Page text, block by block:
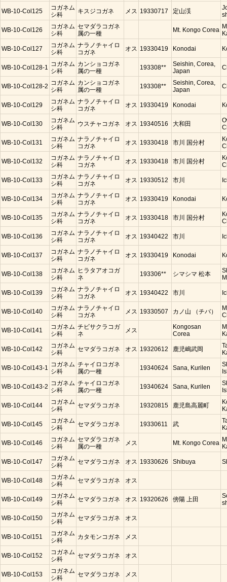
WB-10-Col125
コガネム
シ科
キスジコガネ メス 19330717 定山渓
WB-10-Col126
コガネム
シ科
セマダラコガネ
属の一種
Mt. Kongo Corea
WB-10-Col127
コガネム
シ科
ナラノチャイロ
コガネ
オス 19330419 Konodai
WB-10-Col128-1 コガネム
シ科
カンショコガネ
属の一種
193308**
Seishin, Corea,
Japan
WB-10-Col128-2 コガネム
シ科
カンショコガネ
属の一種
193308**
Seishin, Corea,
Japan
WB-10-Col129
コガネム
シ科
ナラノチャイロ
コガネ
オス 19330419 Konodai
WB-10-Col130
コガネム
シ科
ウスチャコガネ オス 19340516 大和田
WB-10-Col131
コガネム
シ科
ナラノチャイロ
コガネ
オス 19330418 市川 国分村
WB-10-Col132
コガネム
シ科
ナラノチャイロ
コガネ
オス 19330418 市川 国分村
WB-10-Col133
コガネム
シ科
ナラノチャイロ
コガネ
オス 19330512 市川
WB-10-Col134
コガネム
シ科
ナラノチャイロ
コガネ
オス 19330419 Konodai
WB-10-Col135
コガネム
シ科
ナラノチャイロ
コガネ
オス 19330418 市川 国分村
WB-10-Col136
コガネム
シ科
ナラノチャイロ
コガネ
オス 19340422 市川
WB-10-Col137
コガネム
シ科
ナラノチャイロ
コガネ
オス 19330419 Konodai
WB-10-Col138
コガネム
シ科
ヒラタアオコガ
ネ
193306** シマシマ 松本
WB-10-Col139
コガネム
シ科
ナラノチャイロ
コガネ
オス 19340422 市川
WB-10-Col140
コガネム
シ科
ナラノチャイロ
コガネ
メス 19330507 カノ山 （チバ）
WB-10-Col141
コガネム
シ科
チビサクラコガ
ネ
メス
Kongosan
Corea
WB-10-Col142
コガネム
シ科
セマダラコガネ オス 19320612 鹿児嶋武岡
WB-10-Col143-1 コガネム
シ科
チャイロコガネ
属の一種
19340624 Sana, Kurilen
WB-10-Col143-2 コガネム
シ科
チャイロコガネ
属の一種
19340624 Sana, Kurilen
WB-10-Col144
コガネム
シ科
セマダラコガネ 19320815 鹿児島高麗町
WB-10-Col145
コガネム
シ科
セマダラコガネ 19330611 武
WB-10-Col146
コガネム
シ科
セマダラコガネ
属の一種
メス Mt. Kongo Corea
WB-10-Col147
コガネム
シ科
セマダラコガネ オス 19330626 Shibuya
WB-10-Col148
コガネム
シ科
セマダラコガネ オス
WB-10-Col149
コガネム
シ科
セマダラコガネ オス 19320626 傍陽 上田
WB-10-Col150
コガネム
シ科
セマダラコガネ オス
WB-10-Col151
コガネム
シ科
カタモンコガネ メス
WB-10-Col152
コガネム
シ科
セマダラコガネ オス
WB-10-Col153
コガネム
シ科
セマダラコガネ メス